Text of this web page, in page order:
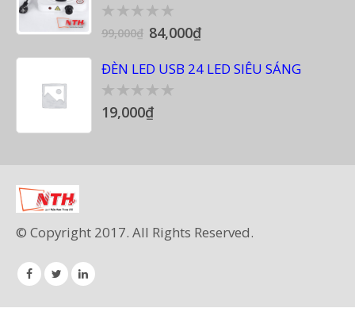
0
out
5
99,000₫ 84,000₫
ĐÈN LED USB 24 LED SIÊU SÁNG
0
out
19,000₫
© Copyright 2017. All Rights Reserved.